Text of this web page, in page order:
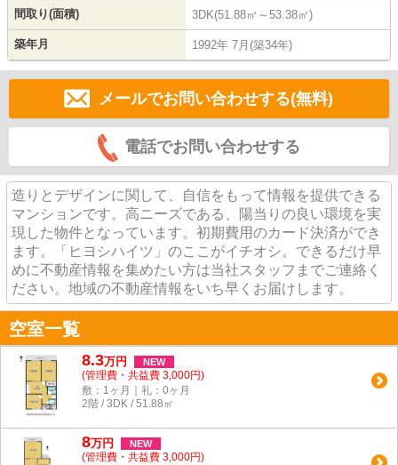
間取り(面積) 3DK(51.88㎡～53.38㎡)
築年月 1992年 7月(築34年)
メールでお問い合わせする(無料)
電話でお問い合わせする
造りとデザインに関して、自信をもって情報を提供できる
マンションです。高ニーズである、陽当りの良い環境を実
現した物件となっています。初期費用のカード決済ができ
ます。「ヒヨシハイツ」のここがイチオシ。できるだけ早
めに不動産情報を集めたい方は当社スタッフまでご連絡く
ださい。地域の不動産情報をいち早くお届けします。
空室一覧
8.3万円 NEW
(管理費・共益費 3,000円)
敷：1ヶ月｜礼：0ヶ月
2階 / 3DK / 51.88㎡
8万円 NEW
(管理費・共益費 3,000円)